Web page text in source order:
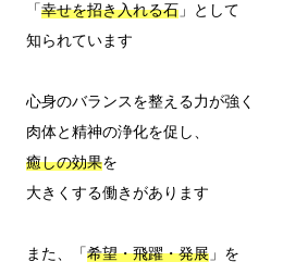
「幸せを招き入れる石 」として
知られています
心身のバランスを整える力が強く
癒しの効果を
大きくする働きがあります
また、「希望・飛躍・発展 」を